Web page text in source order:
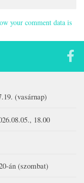
your comment data is
(vasárnap)
18.00
án (szombat)